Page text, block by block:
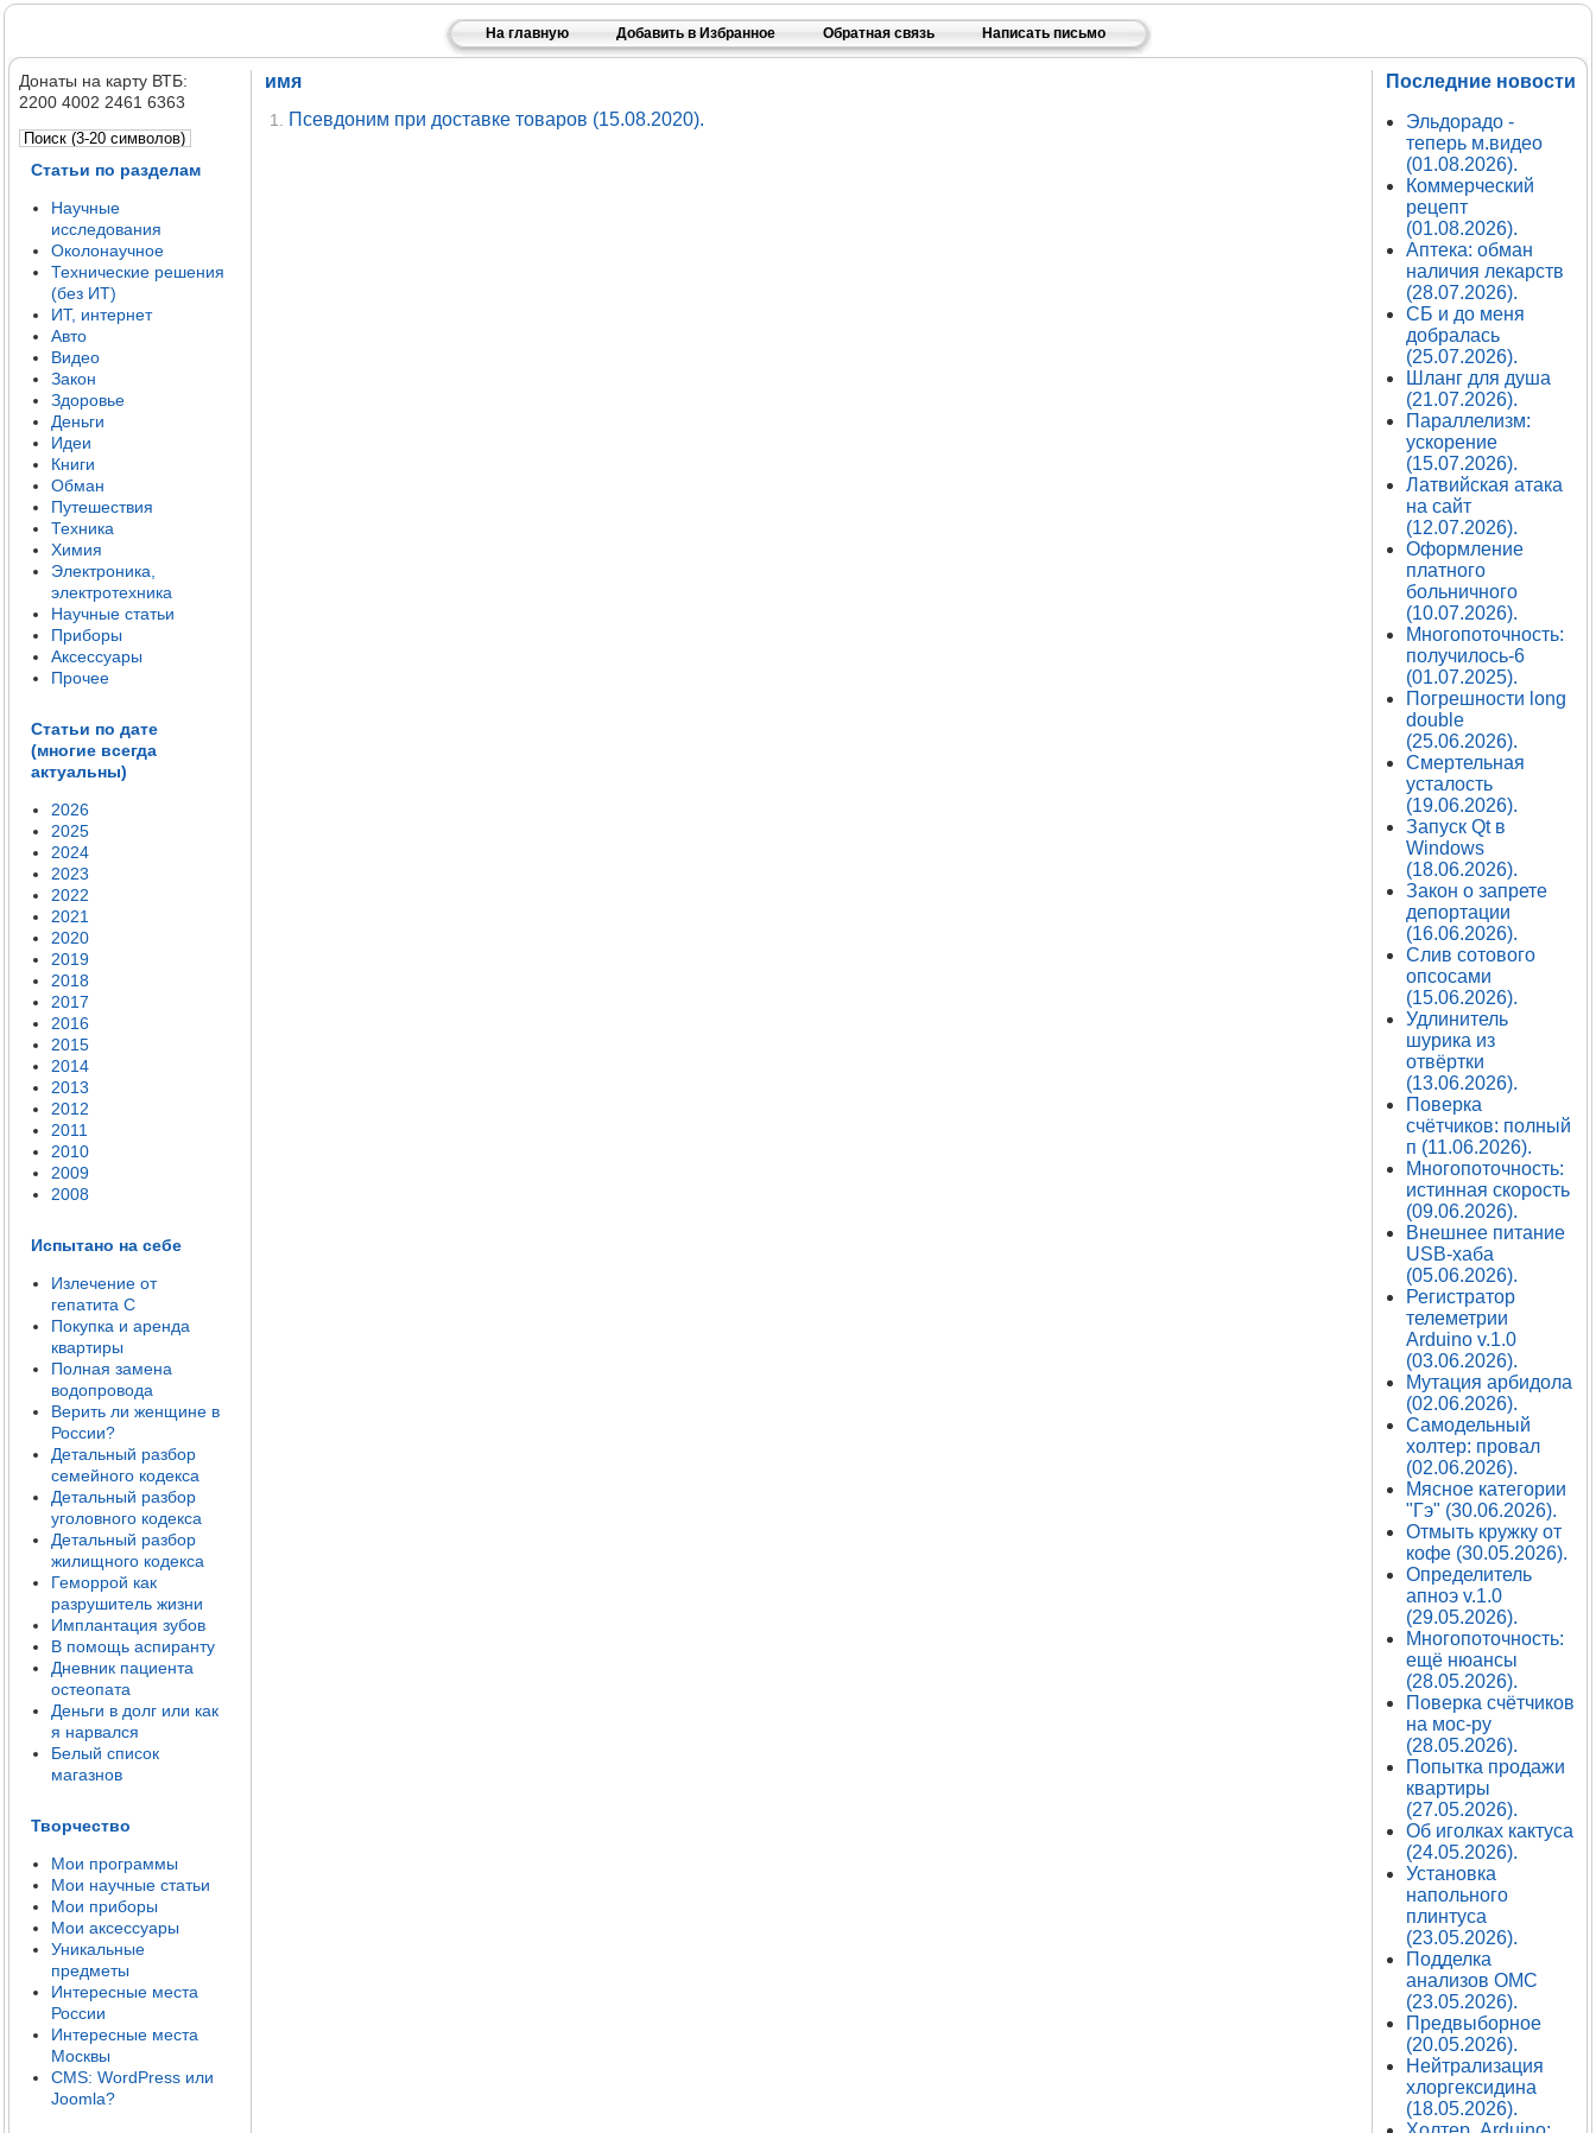
На главную Добавить в Избранное Обратная связь Написать письмо
Донаты на карту ВТБ:
2200 4002 2461 6363
Статьи по разделам
Научные
исследования
Околонаучное
Технические решения
(без ИТ)
ИТ, интернет
Авто
Видео
Закон
Здоровье
Деньги
Идеи
Книги
Обман
Путешествия
Техника
Химия
Электроника,
электротехника
Научные статьи
Приборы
Аксессуары
Прочее
Статьи по дате
(многие всегда
актуальны)
2026
2025
2024
2023
2022
2021
2020
2019
2018
2017
2016
2015
2014
2013
2012
2011
2010
2009
2008
Испытано на себе
Излечение от
гепатита C
Покупка и аренда
квартиры
Полная замена
водопровода
Верить ли женщине в
России?
Детальный разбор
семейного кодекса
Детальный разбор
уголовного кодекса
Детальный разбор
жилищного кодекса
Геморрой как
разрушитель жизни
Имплантация зубов
В помощь аспиранту
Дневник пациента
остеопата
Деньги в долг или как
я нарвался
Белый список
магазнов
Творчество
Мои программы
Мои научные статьи
Мои приборы
Мои аксессуары
Уникальные
предметы
Интересные места
России
Интересные места
Москвы
CMS: WordPress или
Joomla?
имя
1. Псевдоним при доставке товаров (15.08.2020).
Последние новости
Эльдорадо -
теперь м.видео
(01.08.2026).
Коммерческий
рецепт
(01.08.2026).
Аптека: обман
наличия лекарств
(28.07.2026).
СБ и до меня
добралась
(25.07.2026).
Шланг для душа
(21.07.2026).
Параллелизм:
ускорение
(15.07.2026).
Латвийская атака
на сайт
(12.07.2026).
Оформление
платного
больничного
(10.07.2026).
Многопоточность:
получилось-6
(01.07.2025).
Погрешности long
double
(25.06.2026).
Смертельная
усталость
(19.06.2026).
Запуск Qt в
Windows
(18.06.2026).
Закон о запрете
депортации
(16.06.2026).
Слив сотового
опсосами
(15.06.2026).
Удлинитель
шурика из
отвёртки
(13.06.2026).
Поверка
счётчиков: полный
п (11.06.2026).
Многопоточность:
истинная скорость
(09.06.2026).
Внешнее питание
USB-хаба
(05.06.2026).
Регистратор
телеметрии
Arduino v.1.0
(03.06.2026).
Мутация арбидола
(02.06.2026).
Самодельный
холтер: провал
(02.06.2026).
Мясное категории
"Гэ" (30.06.2026).
Отмыть кружку от
кофе (30.05.2026).
Определитель
апноэ v.1.0
(29.05.2026).
Многопоточность:
ещё нюансы
(28.05.2026).
Поверка счётчиков
на мос-ру
(28.05.2026).
Попытка продажи
квартиры
(27.05.2026).
Об иголках кактуса
(24.05.2026).
Установка
напольного
плинтуса
(23.05.2026).
Подделка
анализов ОМС
(23.05.2026).
Предвыборное
(20.05.2026).
Нейтрализация
хлоргексидина
(18.05.2026).